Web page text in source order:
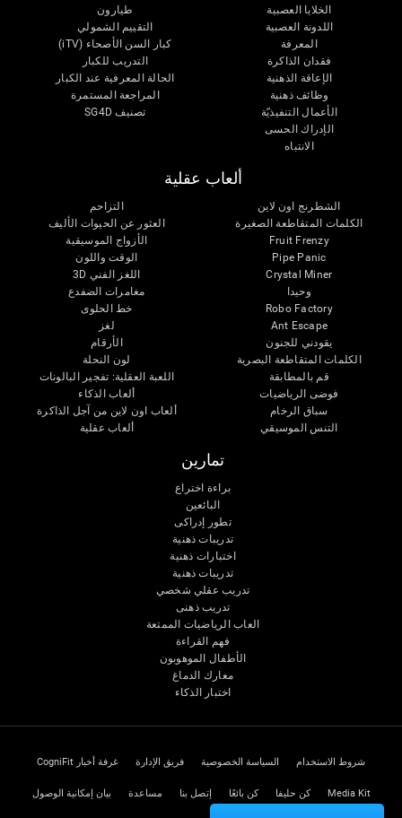
الخلايا العصبية
اللدونة العصبية
المعرفة
فقدان الذاكرة
الإعاقة الذهنية
وظائف ذهنية
الأعمال التنفيذيّة
الإدراك الحسى
الانتباه
طيارون
التقييم الشمولي
كبار السن الأصحاء (iTV)
التدريب للكبار
الحالة المعرفية عند الكبار
المراجعة المستمرة
تصنيف SG4D
ألعاب عقلية
الشطرنج اون لاين
الكلمات المتقاطعة الصغيرة
Fruit Frenzy
Pipe Panic
Crystal Miner
وحيدا
Robo Factory
Ant Escape
يقودني للجنون
الكلمات المتقاطعة البصرية
قم بالمطابقة
فوضى الرياضيات
سباق الرخام
التنس الموسيقي
التزاحم
العثور عن الحيوات الأليف
الأزواج الموسيقية
الوقت واللون
اللغز الفني 3D
مغامرات الضفدع
خط الحلوى
لغز
الأرقام
لون النحلة
اللعبة العقلية: تفجير البالونات
ألعاب الذكاء
ألعاب اون لاين من آجل الذاكرة
ألعاب عقلية
تمارين
براءة اختراع
البائعين
تطور إدراكى
تدريبات ذهنية
اختبارات ذهنية
تدريبات ذهنية
تدريب عقلي شخصي
تدريب ذهنى
العاب الرياضيات الممتعة
فهم القراءة
الأطفال الموهوبون
معارك الدماغ
اختبار الذكاء
شروط الاستخدام السياسة الخصوصية فريق الإدارة غرفة أخبار CogniFit
Media Kit كن حليفا كن بائعًا إتصل بنا مساعدة بيان إمكانية الوصول